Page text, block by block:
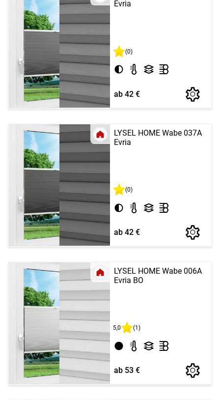
Evria
(0)
ab 42 €
LYSEL HOME Wabe 037A
Evria
(0)
ab 42 €
LYSEL HOME Wabe 006A
Evria BO
5,0 (1)
ab 53 €